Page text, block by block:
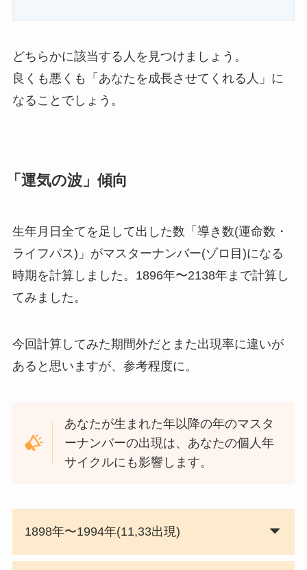
どちらかに該当する人を見つけましょう。
良くも悪くも「あなたを成長させてくれる人」に
なることでしょう。
「運気の波」傾向
生年月日全てを足して出した数「導き数(運命数・
ライフパス)」がマスターナンバー(ゾロ目)になる
時期を計算しました。1896年〜2138年まで計算し
てみました。
今回計算してみた期間外だとまた出現率に違いが
あると思いますが、参考程度に。
あなたが生まれた年以降の年のマスタ
ーナンバーの出現は、あなたの個人年
サイクルにも影響します。
1898年〜1994年(11,33出現)